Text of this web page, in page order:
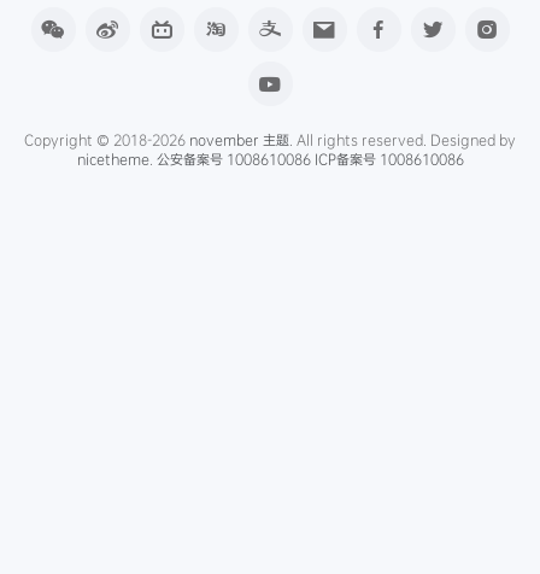
Copyright © 2018-2026 november 主题 . All rights reserved. Designed by
nicetheme. 公安备案号 1008610086 ICP备案号 1008610086